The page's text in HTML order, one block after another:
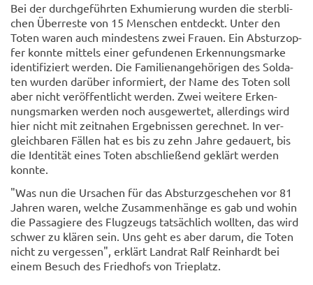
Bei der durch­ge­führ­ten Ex­hu­mie­rung wur­den die sterb­li­
chen Über­res­te von 15 Men­schen ent­deckt. Unter den
Toten waren auch min­des­tens zwei Frau­en. Ein Ab­sturz­op­
fer konn­te mit­tels einer ge­fun­de­nen Er­ken­nungs­mar­ke
iden­ti­fi­ziert wer­den. Die Fa­mi­li­en­an­ge­hö­ri­gen des Sol­da­
ten wur­den dar­über in­for­miert, der Name des Toten soll
aber nicht ver­öf­fent­licht wer­den. Zwei wei­te­re Er­ken­
nungs­mar­ken wer­den noch aus­ge­wer­tet, al­ler­dings wird
hier nicht mit zeit­na­hen Er­geb­nis­sen ge­rech­net. In ver­
gleich­ba­ren Fäl­len hat es bis zu zehn Jahre ge­dau­ert, bis
die Iden­ti­tät eines Toten ab­schlie­ßend ge­klärt wer­den
konn­te.
"Was nun die Ur­sa­chen für das Ab­sturz­ge­sche­hen vor 81
Jah­ren waren, wel­che Zu­sam­men­hän­ge es gab und wohin
die Pas­sa­gie­re des Flug­zeugs tat­säch­lich woll­ten, das wird
schwer zu klä­ren sein. Uns geht es aber darum, die Toten
nicht zu ver­ges­sen", er­klärt Land­rat Ralf Rein­hardt bei
einem Be­such des Fried­hofs von Trie­platz.